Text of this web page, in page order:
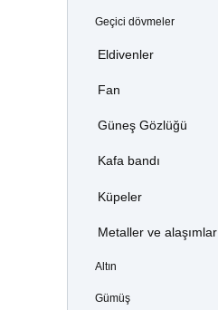
Geçici dövmeler
Eldivenler
Fan
Güneş Gözlüğü
Kafa bandı
Küpeler
Metaller ve alaşımlar
Altın
Gümüş